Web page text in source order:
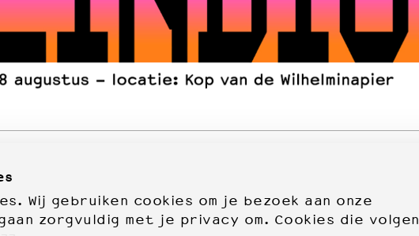
Wij gebruiken cookies om je bezoek aan onze
zorgvuldig met je privacy om. Cookies die volgen